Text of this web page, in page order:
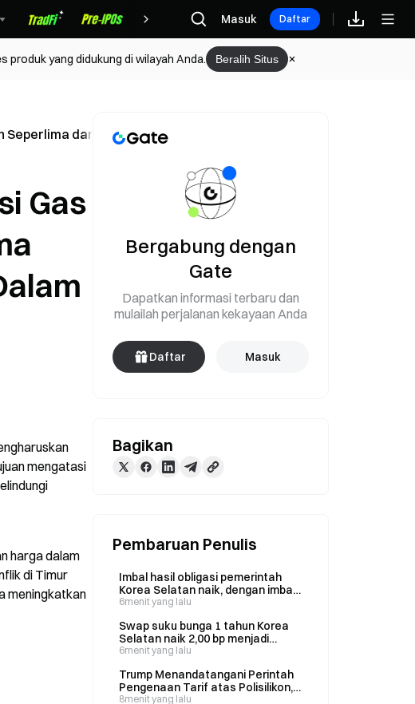
HadiahMasuk Daftar
produk yang didukung di wilayah Anda. Beralih Situs
dari Produksi Baru untuk Penggunaan Dalam Negeri
Gas
mengatasi
harga dalam
di Timur
meningkatkan
Bergabung dengan
Gate
Dapatkan informasi terbaru dan
mulailah perjalanan kekayaan Anda
Daftar Masuk
Bagikan
Pembaruan Penulis
Imbal hasil obligasi pemerintah
Korea Selatan naik, dengan imbal
hasil tenor 3 tahun meningkat 0,4
Agustus.
6menit yang lalu
Swap suku bunga 1 tahun Korea
Selatan naik 2,00 bp menjadi
3,4325% pada 7 Agustus
6menit yang lalu
Trump Menandatangani Perintah
Pengenaan Tarif atas Polisilikon,
Mengisyaratkan Kesepakatan
8menit yang lalu